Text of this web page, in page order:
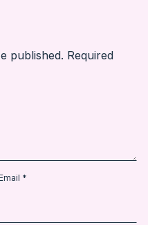
published. Required
*